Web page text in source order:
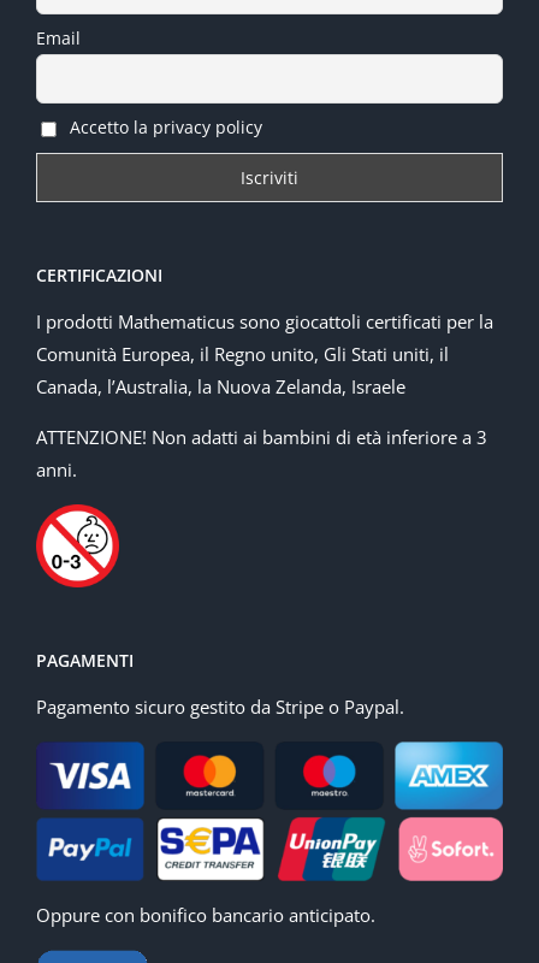
Email
Accetto la privacy policy
CERTIFICAZIONI
I prodotti Mathematicus sono giocattoli certificati per la
Comunità Europea, il Regno unito, Gli Stati uniti, il
Canada, l’Australia, la Nuova Zelanda, Israele
ATTENZIONE! Non adatti ai bambini di età inferiore a 3
anni.
PAGAMENTI
Pagamento sicuro gestito da Stripe o Paypal.
Oppure con bonifico bancario anticipato.